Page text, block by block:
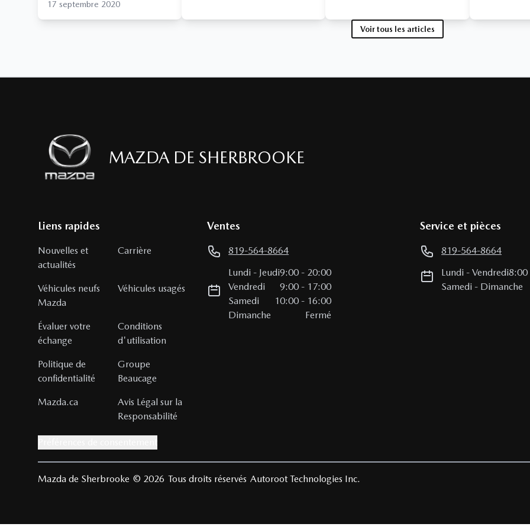
17 septembre 2020
Voir tous les articles
MAZDA DE SHERBROOKE
Liens rapides
Nouvelles et
actualités
Carrière
Véhicules neufs
Mazda
Véhicules usagés
Évaluer votre
échange
Conditions
d'utilisation
Politique de
confidentialité
Groupe
Beaucage
Mazda.ca
Avis Légal sur la
Responsabilité
Ventes
819-564-8664
Lundi - Jeudi9:00 - 20:00
Vendredi
9:00 - 17:00
Samedi
10:00 - 16:00
Dimanche
Fermé
Service et pièces
819-564-8664
Lundi -Vendredi8:00
Samedi - Dimanche
Mazda de Sherbrooke © 2026 Tous droits réservés Autoroot Technologies Inc.